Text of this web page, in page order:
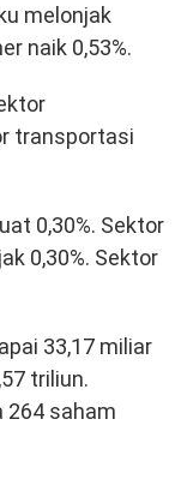
melonjak
naik 0,53%.
transportasi
0,30%. Sektor
0,30%. Sektor
33,17 miliar
triliun.
264 saham